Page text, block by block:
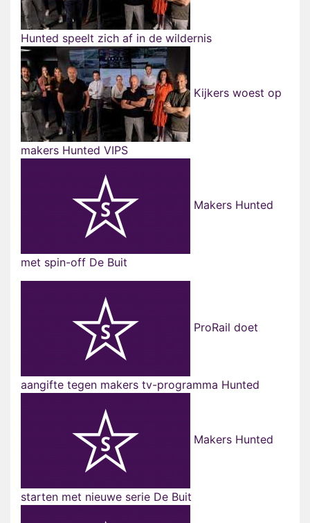
Hunted speelt zich af in de wildernis
Kijkers woest op
makers Hunted VIPS
Makers Hunted
met spin-off De Buit
ProRail doet
aangifte tegen makers tv-programma Hunted
Makers Hunted
starten met nieuwe serie De Buit